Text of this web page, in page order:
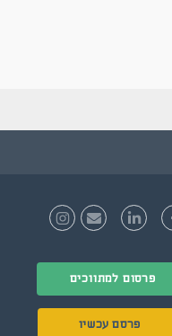
פרסום למתווכים
פרסם עכשיו